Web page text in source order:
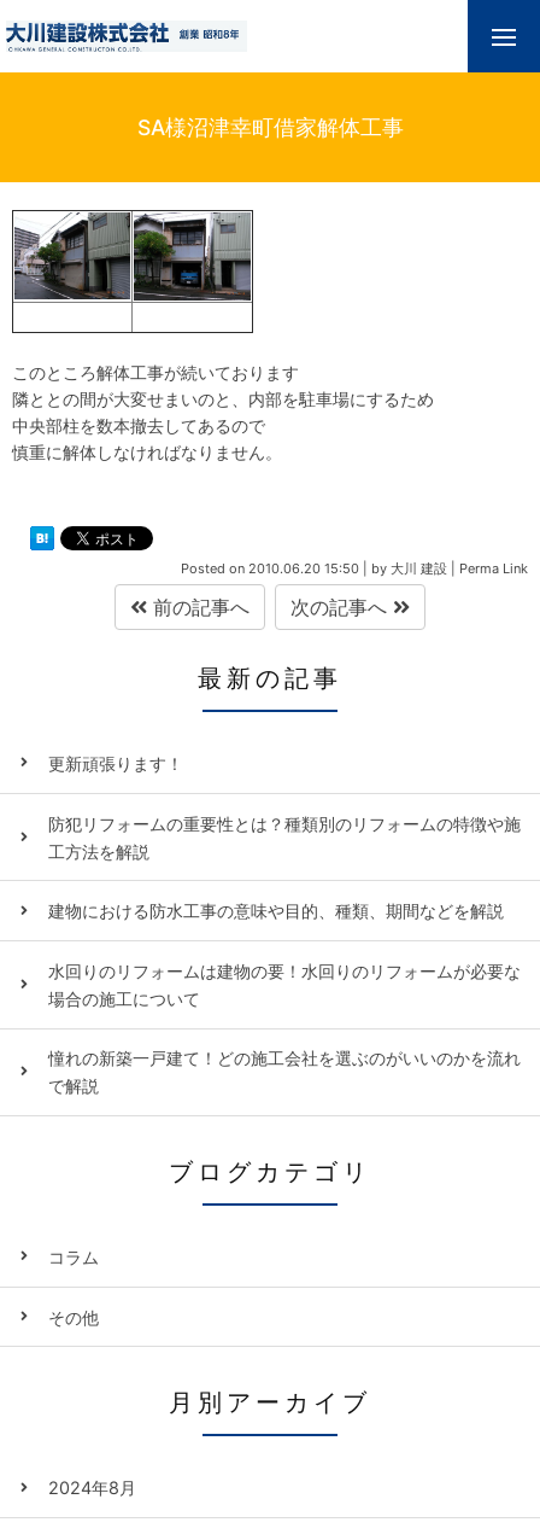
SA様沼津幸町借家解体工事
このところ解体工事が続いております
隣ととの間が大変せまいのと、内部を駐車場にするため
中央部柱を数本撤去してあるので
慎重に解体しなければなりません。
Posted on 2010.06.20 15:50 by 大川 建設 Perma Link
前の記事へ 次の記事へ
最新の記事
更新頑張ります！
防犯リフォームの重要性とは？種類別のリフォームの特徴や施
工方法を解説
建物における防水工事の意味や目的、種類、期間などを解説
水回りのリフォームは建物の要！水回りのリフォームが必要な
場合の施工について
憧れの新築一戸建て！どの施工会社を選ぶのがいいのかを流れ
で解説
ブログカテゴリ
コラム
その他
月別アーカイブ
2024年8月